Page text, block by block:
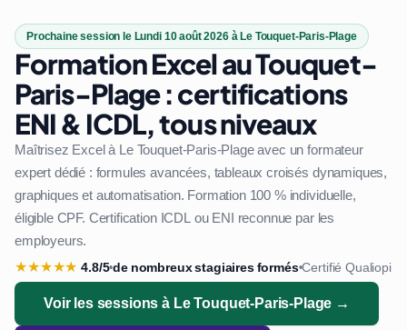
Prochaine session le Lundi 10 août 2026 à Le Touquet-Paris-Plage
Formation Excel au Touquet-
Paris-Plage : certifications
ENI & ICDL, tous niveaux
Maîtrisez Excel à Le Touquet-Paris-Plage avec un formateur
expert dédié : formules avancées, tableaux croisés dynamiques,
graphiques et automatisation. Formation 100 % individuelle,
éligible CPF. Certification ICDL ou ENI reconnue par les
employeurs.
★★★★★ 4.8/5•de nombreux stagiaires formés•Certifié Qualiopi
Voir les sessions à Le Touquet-Paris-Plage →